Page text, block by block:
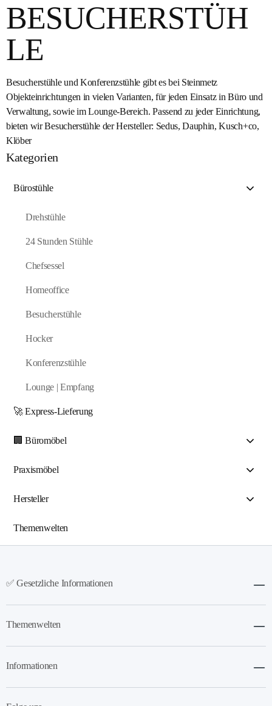
Kategorien
Bürostühle
Drehstühle
24 Stunden Stühle
Chefsessel
Homeoffice
Besucherstühle
Hocker
Konferenzstühle
Lounge | Empfang
🚀 Express-Lieferung
🏢 Büromöbel
Praxismöbel
Hersteller
Themenwelten
BESUCHERSTÜH
LE
Besucherstühle und Konferenzstühle gibt es bei Steinmetz
Objekteinrichtungen in vielen Varianten, für jeden Einsatz in Büro und
Verwaltung, sowie im Lounge-Bereich. Passend zu jeder Einrichtung,
bieten wir Besucherstühle der Hersteller: Sedus, Dauphin, Kusch+co,
Klöber
✅ Gesetzliche Informationen
Themenwelten
Informationen